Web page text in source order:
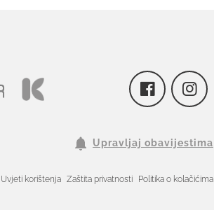
Upravljaj obavijestima
Uvjeti korištenja Zaštita privatnosti Politika o kolačićima